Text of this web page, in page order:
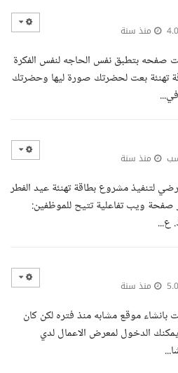
منذ سنة
صفحه بتطبق نفس الحاجه لنفس الفكرة
تهنئة بعت لحضرتك صورة ليها وحضرتك
منذ سنة
لتنفيذ مشروع بطاقة تهنئة عيد الفطر
صفحة ويب تفاعلية تتيح للموظفين:
ع...
منذ سنة
بانشاء موقع مشابه منذ فتره لكن كان
الدخول لمعرض الاعمال لدي